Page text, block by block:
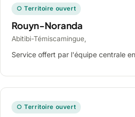
○ Territoire ouvert
Rouyn-Noranda
Abitibi-Témiscamingue,
Service offert par l'équipe centrale
○ Territoire ouvert